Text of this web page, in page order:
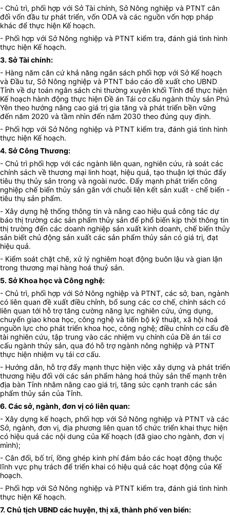
- Chủ trì, phối hợp với Sở Tài chính, Sở Nông nghiệp và PTNT cân
đối vốn đầu tư phát triển, vốn ODA và các nguồn vốn hợp pháp
khác để thực hiện Kế hoạch.
- Phối hợp với Sở Nông nghiệp và PTNT kiểm tra, đánh giá tình hình
thực hiện Kế hoạch.
3. Sở Tài chính:
- Hàng năm căn cứ khả năng ngân sách phối hợp với Sở Kế hoạch
và Đầu tư, Sở Nông nghiệp và PTNT báo cáo đề xuất cho UBND
Tỉnh về dự toán ngân sách chi thường xuyên khối Tỉnh để thực hiện
Kế hoạch hành động thực hiện Đề án Tái cơ cấu ngành thủy sản Phú
Yên theo hướng nâng cao giá trị gia tăng và phát triển bền vững
đến năm 2020 và tầm nhìn đến năm 2030 theo đúng quy định.
- Phối hợp với Sở Nông nghiệp và PTNT kiểm tra, đánh giá tình hình
thực hiện Kế hoạch.
4. Sở Công Thương:
- Chủ trì phối hợp với các ngành liên quan, nghiên cứu, rà soát các
chính sách về thương mại linh hoạt, hiệu quả, tạo thuận lợi thúc đẩy
tiêu thụ thủy sản trong và ngoài nước. Đẩy mạnh phát triển công
nghiệp chế biến thủy sản gắn với chuỗi liên kết sản xuất - chế biến -
tiêu thụ sản phẩm.
- Xây dựng hệ thống thông tin và nâng cao hiệu quả công tác dự
báo thị trường các sản phẩm thủy sản để phổ biến kịp thời thông tin
thị trường đến các doanh nghiệp sản xuất kinh doanh, chế biến thủy
sản biết chủ động sản xuất các sản phẩm thủy sản có giá trị, đạt
hiệu quả.
- Kiểm soát chặt chẽ, xử lý nghiêm hoạt động buôn lậu và gian lận
trong thương mại hàng hoá thuỷ sản.
5. Sở Khoa học và Công nghệ:
- Chủ trì, phối hợp với Sở Nông nghiệp và PTNT, các sở, ban, ngành
có liên quan đề xuất điều chỉnh, bổ sung các cơ chế, chính sách có
liên quan tới hỗ trợ tăng cường năng lực nghiên cứu, ứng dụng,
chuyển giao khoa học, công nghệ và tiến bộ kỹ thuật, xã hội hoá
nguồn lực cho phát triển khoa học, công nghệ; điều chỉnh cơ cấu đề
tài nghiên cứu, tập trung vào các nhiệm vụ chính của Đề án tái cơ
cấu ngành thủy sản, qua đó hỗ trợ ngành nông nghiệp và PTNT
thực hiện nhiệm vụ tái cơ cấu.
- Hướng dẫn, hỗ trợ đẩy mạnh thực hiện việc xây dựng và phát triển
thương hiệu đối với các sản phẩm hàng hoá thủy sản thế mạnh trên
địa bàn Tỉnh nhằm nâng cao giá trị, tăng sức cạnh tranh các sản
phẩm thủy sản của Tỉnh.
6. Các sở, ngành, đơn vị có liên quan:
- Xây dựng kế hoạch, phối hợp với Sở Nông nghiệp và PTNT và các
Sở, ngành, đơn vị, địa phương liên quan tổ chức triển khai thực hiện
có hiệu quả các nội dung của Kế hoạch (đã giao cho ngành, đơn vị
mình);
- Cân đối, bố trí, lồng ghép kinh phí đảm bảo các hoạt động thuộc
lĩnh vực phụ trách để triển khai có hiệu quả các hoạt động của Kế
hoạch.
- Phối hợp với Sở Nông nghiệp và PTNT kiểm tra, đánh giá tình hình
thực hiện Kế hoạch.
7. Chủ tịch UBND các huyện, thị xã, thành phố ven biển: